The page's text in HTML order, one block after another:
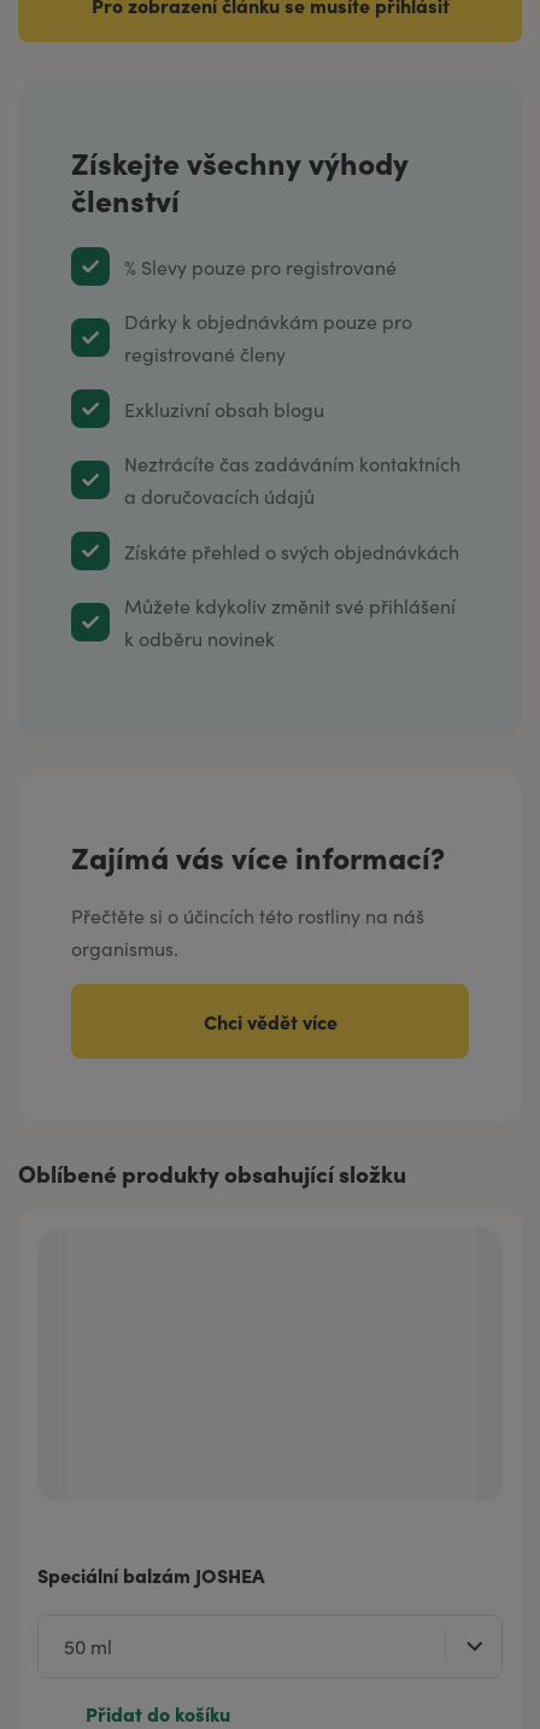
Získejte všechny výhody
členství
% Slevy pouze pro registrované
Dárky k objednávkám pouze pro
registrované členy
Exkluzivní obsah blogu
Neztrácíte čas zadáváním kontaktních
a doručovacích údajů
Získáte přehled o svých objednávkách
Můžete kdykoliv změnit své přihlášení
k odběru novinek
Zajímá vás více informací?
Přečtěte si o účincích této rostliny na náš
organismus.
Chci vědět více
Oblíbené produkty obsahující složku
Speciální balzám JOSHEA
Přidat do košíku